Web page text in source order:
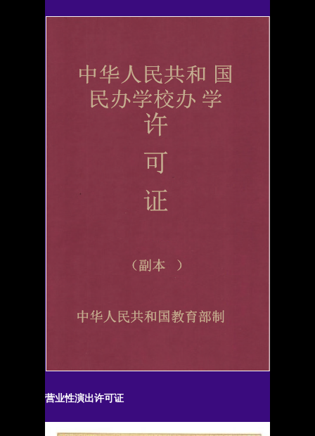
营业性演出许可证